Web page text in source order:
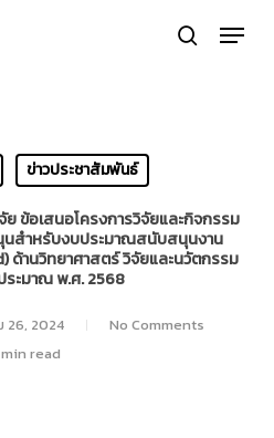
search
Menu
ข่าวประชาสัมพันธ์
ย ข้อเสนอโครงการวิจัยและกิจกรรม
สำหรับงบประมาณสนับสนุนงาน
ด้านวิทยาศาสตร์ วิจัยและนวัตกรรม
ระมาณ พ.ศ. 2568
26, 2024
No Comments
min read